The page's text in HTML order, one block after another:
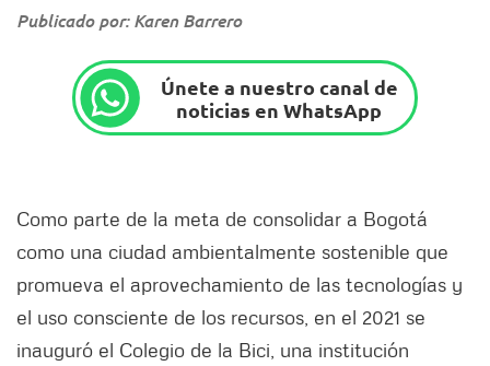
Publicado por: Karen Barrero
Únete a nuestro canal de
noticias en WhatsApp
Como parte de la meta de consolidar a Bogotá
como una ciudad ambientalmente sostenible que
promueva el aprovechamiento de las tecnologías y
el uso consciente de los recursos, en el 2021 se
inauguró el Colegio de la Bici, una institución